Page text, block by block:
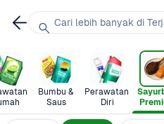
Bumbu &
Saus
Perawatan
Diri
Cari lebih banyak di